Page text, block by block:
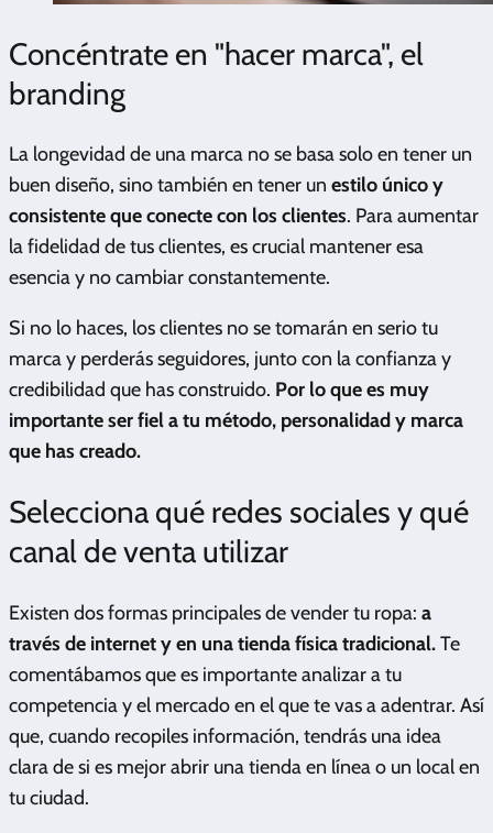
Concéntrate en "hacer marca", el
branding
La longevidad de una marca no se basa solo en tener un
buen diseño, sino también en tener un estilo único y
consistente que conecte con los clientes. Para aumentar
la fidelidad de tus clientes, es crucial mantener esa
esencia y no cambiar constantemente.
Si no lo haces, los clientes no se tomarán en serio tu
marca y perderás seguidores, junto con la confianza y
credibilidad que has construido. Por lo que es muy
importante ser fiel a tu método, personalidad y marca
que has creado.
Selecciona qué redes sociales y qué
canal de venta utilizar
Existen dos formas principales de vender tu ropa: a
través de internet y en una tienda física tradicional.Te
comentábamos que es importante analizar a tu
competencia y el mercado en el que te vas a adentrar. Así
que, cuando recopiles información, tendrás una idea
clara de si es mejor abrir una tienda en línea o un local en
tu ciudad.